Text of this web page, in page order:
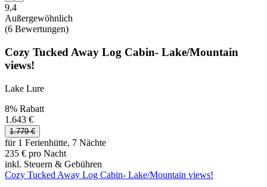
9,4
Außergewöhnlich
(6 Bewertungen)
Cozy Tucked Away Log Cabin- Lake/Mountain
views!
Lake Lure
8% Rabatt
1.643 €
1.779 €
für 1 Ferienhütte, 7 Nächte
235 € pro Nacht
inkl. Steuern & Gebühren
Cozy Tucked Away Log Cabin- Lake/Mountain views!